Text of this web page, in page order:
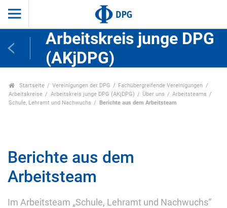
Arbeitskreis junge DPG
(AKjDPG)
Startseite Vereinigungen der DPG
Fachübergreifende Vereinigungen
Arbeitskreise
Arbeitskreis junge DPG (AKjDPG) Über uns
Arbeitsteams
Schule, Lehramt und Nachwuchs
Berichte aus dem Arbeitsteam
Berichte aus dem
Arbeitsteam
Im Arbeitsteam „Schule, Lehramt und Nachwuchs“